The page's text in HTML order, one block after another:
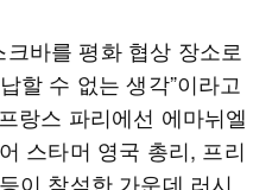
바를 평화 협상 장소로
할 수 없는 생각”이라고
랑스 파리에선 에마뉘엘
스타머 영국 총리, 프리
이 참석한 가운데 러시